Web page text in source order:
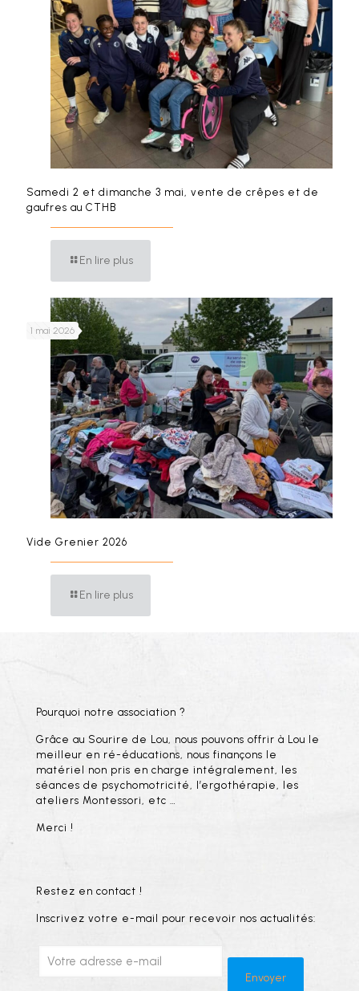
Samedi 2 et dimanche 3 mai, vente de crêpes et de
gaufres au CTHB
En lire plus
1 mai 2026
Vide Grenier 2026
En lire plus
Pourquoi notre association ?
Grâce au Sourire de Lou, nous pouvons offrir à Lou le
meilleur en ré-éducations, nous finançons le
matériel non pris en charge intégralement, les
séances de psychomotricité, l’ergothérapie, les
ateliers Montessori, etc …
Merci !
Restez en contact !
Inscrivez votre e-mail pour recevoir nos actualités: